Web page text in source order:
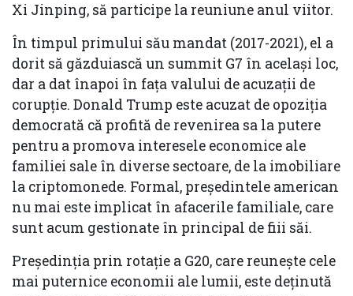
Xi Jinping, să participe la reuniune anul viitor.
În timpul primului său mandat (2017-2021), el a
dorit să găzduiască un summit G7 în același loc,
dar a dat înapoi în fața valului de acuzații de
corupție. Donald Trump este acuzat de opoziția
democrată că profită de revenirea sa la putere
pentru a promova interesele economice ale
familiei sale în diverse sectoare, de la imobiliare
la criptomonede. Formal, președintele american
nu mai este implicat în afacerile familiale, care
sunt acum gestionate în principal de fiii săi.
Președinția prin rotație a G20, care reunește cele
mai puternice economii ale lumii, este deținută